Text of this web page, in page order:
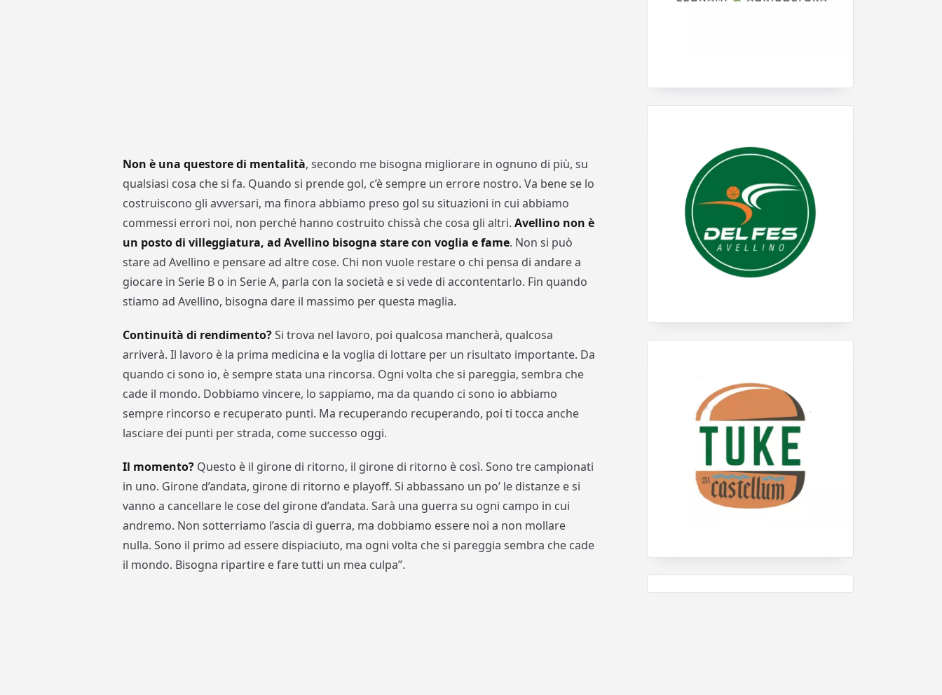
Non è una questore di mentalità, secondo me bisogna migliorare in ognuno di più, su
qualsiasi cosa che si fa. Quando si prende gol, c’è sempre un errore nostro. Va bene se lo
costruiscono gli avversari, ma finora abbiamo preso gol su situazioni in cui abbiamo
commessi errori noi, non perché hanno costruito chissà che cosa gli altri.Avellino non è
un posto di villeggiatura, ad Avellino bisogna stare con voglia e fame. Non si può
stare ad Avellino e pensare ad altre cose. Chi non vuole restare o chi pensa di andare a
giocare in Serie B o in Serie A, parla con la società e si vede di accontentarlo. Fin quando
stiamo ad Avellino, bisogna dare il massimo per questa maglia.
Continuità di rendimento?Si trova nel lavoro, poi qualcosa mancherà, qualcosa
arriverà. Il lavoro è la prima medicina e la voglia di lottare per un risultato importante. Da
quando ci sono io, è sempre stata una rincorsa. Ogni volta che si pareggia, sembra che
cade il mondo. Dobbiamo vincere, lo sappiamo, ma da quando ci sono io abbiamo
sempre rincorso e recuperato punti. Ma recuperando recuperando, poi ti tocca anche
lasciare dei punti per strada, come successo oggi.
Il momento? Questo è il girone di ritorno, il girone di ritorno è così. Sono tre campionati
in uno. Girone d’andata, girone di ritorno e playoff. Si abbassano un po’ le distanze e si
vanno a cancellare le cose del girone d’andata. Sarà una guerra su ogni campo in cui
andremo. Non sotterriamo l’ascia di guerra, ma dobbiamo essere noi a non mollare
nulla. Sono il primo ad essere dispiaciuto, ma ogni volta che si pareggia sembra che cade
il mondo. Bisogna ripartire e fare tutti un mea culpa”.